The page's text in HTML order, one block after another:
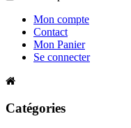
Mon compte
Contact
Mon Panier
Se connecter
Catégories